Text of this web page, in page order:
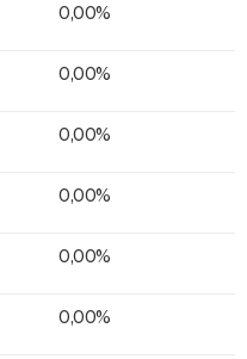
0,00%
0,00%
0,00%
0,00%
0,00%
0,00%